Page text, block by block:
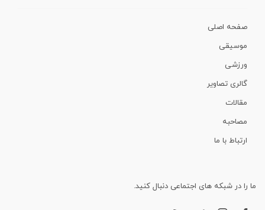
صفحه اصلی
موسیقی
ورزشی
گالری تصاویر
مقالات
مصاحبه
ارتباط با ما
ما را در شبکه های اجتماعی دنبال کنید.